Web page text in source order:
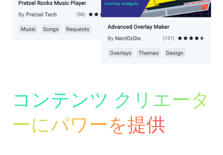
コンテンツ クリエータ
ーにパワーを提供